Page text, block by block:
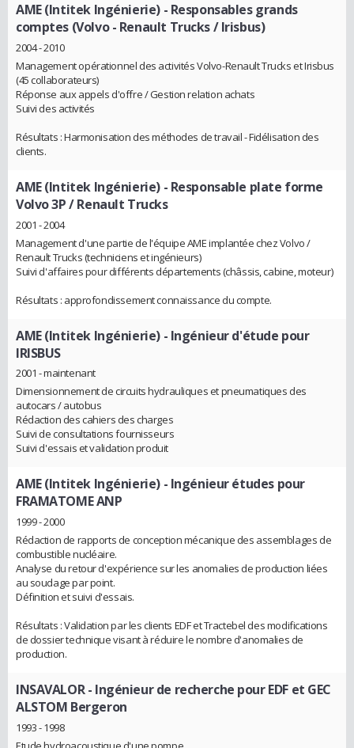
AME (Intitek Ingénierie)- Responsables grands
comptes (Volvo - Renault Trucks / Irisbus)
2004 - 2010
Management opérationnel des activités Volvo-Renault Trucks et Irisbus
(45 collaborateurs)
Réponse aux appels d'offre / Gestion relation achats
Suivi des activités
Résultats : Harmonisation des méthodes de travail - Fidélisation des
clients.
AME (Intitek Ingénierie)- Responsable plate forme
Volvo 3P / Renault Trucks
2001 - 2004
Management d'une partie de l'équipe AME implantée chez Volvo /
Renault Trucks (techniciens et ingénieurs)
Suivi d'affaires pour différents départements (châssis, cabine, moteur)
Résultats : approfondissement connaissance du compte.
AME (Intitek Ingénierie)- Ingénieur d'étude pour
IRISBUS
2001 - maintenant
Dimensionnement de circuits hydrauliques et pneumatiques des
autocars / autobus
Rédaction des cahiers des charges
Suivi de consultations fournisseurs
Suivi d'essais et validation produit
AME (Intitek Ingénierie)- Ingénieur études pour
FRAMATOME ANP
1999 - 2000
Rédaction de rapports de conception mécanique des assemblages de
combustible nucléaire.
Analyse du retour d'expérience sur les anomalies de production liées
au soudage par point.
Définition et suivi d'essais.
Résultats : Validation par les clients EDF et Tractebel des modifications
de dossier technique visant à réduire le nombre d'anomalies de
production.
INSAVALOR- Ingénieur de recherche pour EDF et GEC
ALSTOM Bergeron
1993 - 1998